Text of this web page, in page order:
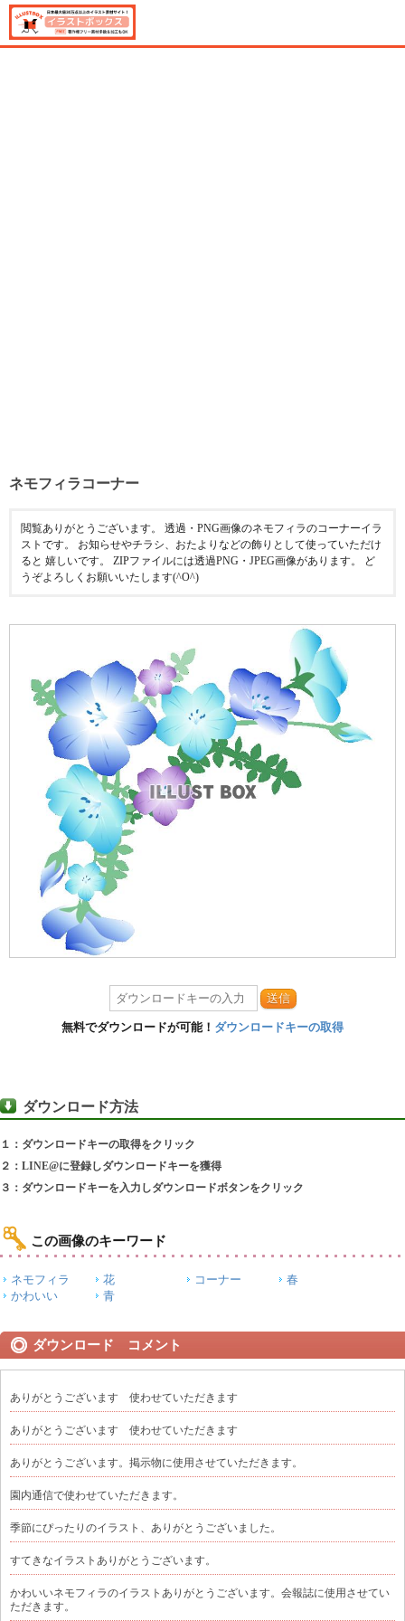
ネモフィラコーナー
閲覧ありがとうございます。 透過・PNG画像のネモフィラのコーナーイラ
ストです。 お知らせやチラシ、おたよりなどの飾りとして使っていただけ
ると 嬉しいです。 ZIPファイルには透過PNG・JPEG画像があります。 ど
うぞよろしくお願いいたします(^O^)
送信
無料でダウンロードが可能！ ダウンロードキーの取得
ダウンロード方法
１：ダウンロードキーの取得をクリック
２：LINE@に登録しダウンロードキーを獲得
３：ダウンロードキーを入力しダウンロードボタンをクリック
この画像のキーワード
ネモフィラ 花 コーナー
春
かわいい
青
ダウンロード コメント
ありがとうございます 使わせていただきます
ありがとうございます 使わせていただきます
ありがとうございます。掲示物に使用させていただきます。
園内通信で使わせていただきます。
季節にぴったりのイラスト、ありがとうございました。
すてきなイラストありがとうございます。
かわいいネモフィラのイラストありがとうございます。会報誌に使用させてい
ただきます。